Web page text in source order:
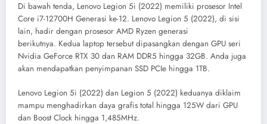
Di bawah tenda, Lenovo Legion 5i (2022) memiliki prosesor Intel
Core i7-12700H Generasi ke-12. Lenovo Legion 5 (2022), di sisi
lain, hadir dengan prosesor AMD Ryzen generasi
berikutnya. Kedua laptop tersebut dipasangkan dengan GPU seri
Nvidia GeForce RTX 30 dan RAM DDR5 hingga 32GB. Anda juga
akan mendapatkan penyimpanan SSD PCIe hingga 1TB.
Lenovo Legion 5i (2022) dan Legion 5 (2022) keduanya diklaim
mampu menghadirkan daya grafis total hingga 125W dari GPU
dan Boost Clock hingga 1,485MHz.